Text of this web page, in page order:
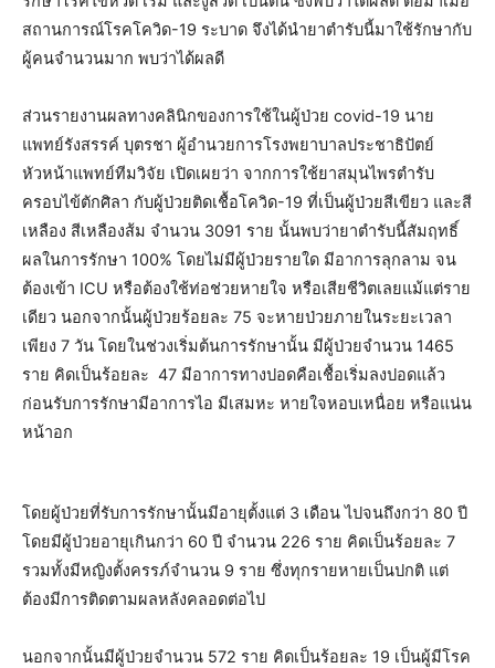
สถานการณ์โรคโควิด-19 ระบาด จึงได้นำยาตำรับนี้มาใช้รักษากับ
ผู้คนจำนวนมาก พบว่าได้ผลดี
ส่วนรายงานผลทางคลินิกของการใช้ในผู้ป่วย covid-19 นาย
แพทย์รังสรรค์ บุตรชา ผู้อำนวยการโรงพยาบาลประชาธิปัตย์
หัวหน้าแพทย์ทีมวิจัย เปิดเผยว่า จากการใช้ยาสมุนไพรตำรับ
ครอบไข้ตักศิลา กับผู้ป่วยติดเชื้อโควิด-19 ที่เป็นผู้ป่วยสีเขียว และสี
เหลือง สีเหลืองส้ม จำนวน 3091 ราย นั้นพบว่ายาตำรับนี้สัมฤทธิ์
ผลในการรักษา 100% โดยไม่มีผู้ป่วยรายใด มีอาการลุกลาม จน
ต้องเข้า ICU หรือต้องใช้ท่อช่วยหายใจ หรือเสียชีวิตเลยแม้แต่ราย
เดียว นอกจากนั้นผู้ป่วยร้อยละ 75 จะหายป่วยภายในระยะเวลา
เพียง 7 วัน โดยในช่วงเริ่มต้นการรักษานั้น มีผู้ป่วยจำนวน 1465
ราย คิดเป็นร้อยละ 47 มีอาการทางปอดคือเชื้อเริ่มลงปอดแล้ว
ก่อนรับการรักษามีอาการไอ มีเสมหะ หายใจหอบเหนื่อย หรือแน่น
หน้าอก
โดยผู้ป่วยที่รับการรักษานั้นมีอายุตั้งแต่ 3 เดือน ไปจนถึงกว่า 80 ปี
โดยมีผู้ป่วยอายุเกินกว่า 60 ปี จำนวน 226 ราย คิดเป็นร้อยละ 7
รวมทั้งมีหญิงตั้งครรภ์จำนวน 9 ราย ซึ่งทุกรายหายเป็นปกติ แต่
ต้องมีการติดตามผลหลังคลอดต่อไป
นอกจากนั้นมีผู้ป่วยจำนวน 572 ราย คิดเป็นร้อยละ 19 เป็นผู้มีโรค